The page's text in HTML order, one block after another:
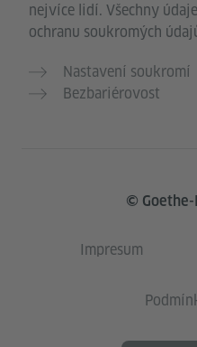
nejvíce lidí. Všechny
ochranu soukromých
Nastavení soukromí
Bezbariérovost
©
Impresum